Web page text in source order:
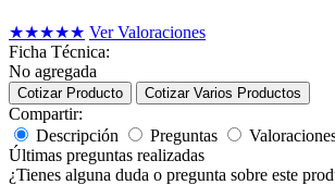
★★★★★ Ver Valoraciones
Ficha Técnica:
No agregada
Cotizar Producto Cotizar Varios Productos
Compartir:
Descripción
Preguntas
Últimas preguntas realizadas
¿Tienes alguna duda o pregunta sobre este